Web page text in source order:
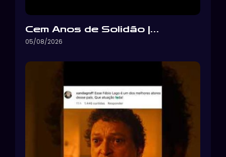
Cem Anos de Solidão |…
05/08/2026